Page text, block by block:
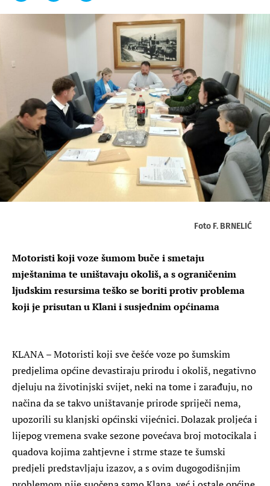
Foto F. BRNELIĆ
Motoristi koji voze šumom buče i smetaju
mještanima te uništavaju okoliš, a s ograničenim
ljudskim resursima teško se boriti protiv problema
koji je prisutan u Klani i susjednim općinama
KLANA – Motoristi koji sve češće voze po šumskim
predjelima općine devastiraju prirodu i okoliš, negativno
djeluju na životinjski svijet, neki na tome i zarađuju, no
načina da se takvo uništavanje prirode spriječi nema,
upozorili su klanjski općinski vijećnici. Dolazak proljeća i
lijepog vremena svake sezone povećava broj motocikala i
quadova kojima zahtjevne i strme staze te šumski
predjeli predstavljaju izazov, a s ovim dugogodišnjim